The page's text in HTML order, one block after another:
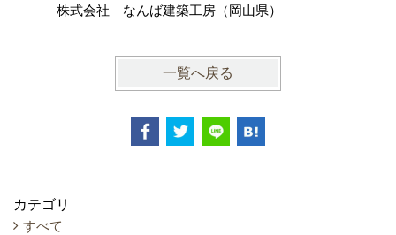
株式会社 なんば建築工房（岡山県）
一覧へ戻る
カテゴリ
すべて